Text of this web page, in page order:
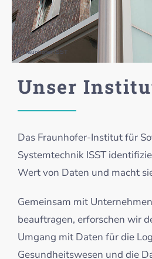
© Fraunhofer ISST
Unser
Das Fraunhofer-Institut für
Systemtechnik ISST
Wert von Daten und macht
Gemeinsam mit
beauftragen, erforschen wir
Umgang mit Daten für die
Gesundheitswesen und die